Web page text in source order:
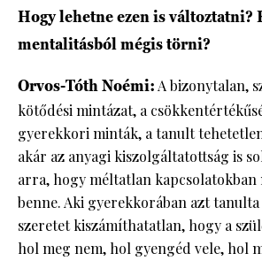
Hogy lehetne ezen is változtatni?
mentalitásból mégis törni?
Orvos-Tóth Noémi:A bizonytalan,
kötődési mintázat, a
gyerekkori minták, a tanult
akár az anyagi kiszolgáltatottság is
arra, hogy méltatlan kapcsolatokban
benne. Aki gyerekkorában azt
szeretet kiszámíthatatlan, hogy a
hol meg nem, hol gyengéd vele, hol